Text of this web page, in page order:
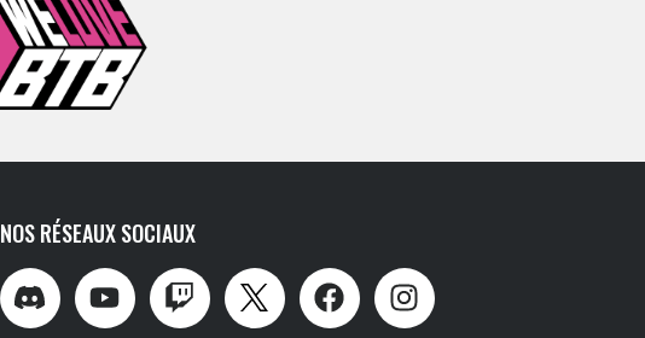
NOS RÉSEAUX SOCIAUX